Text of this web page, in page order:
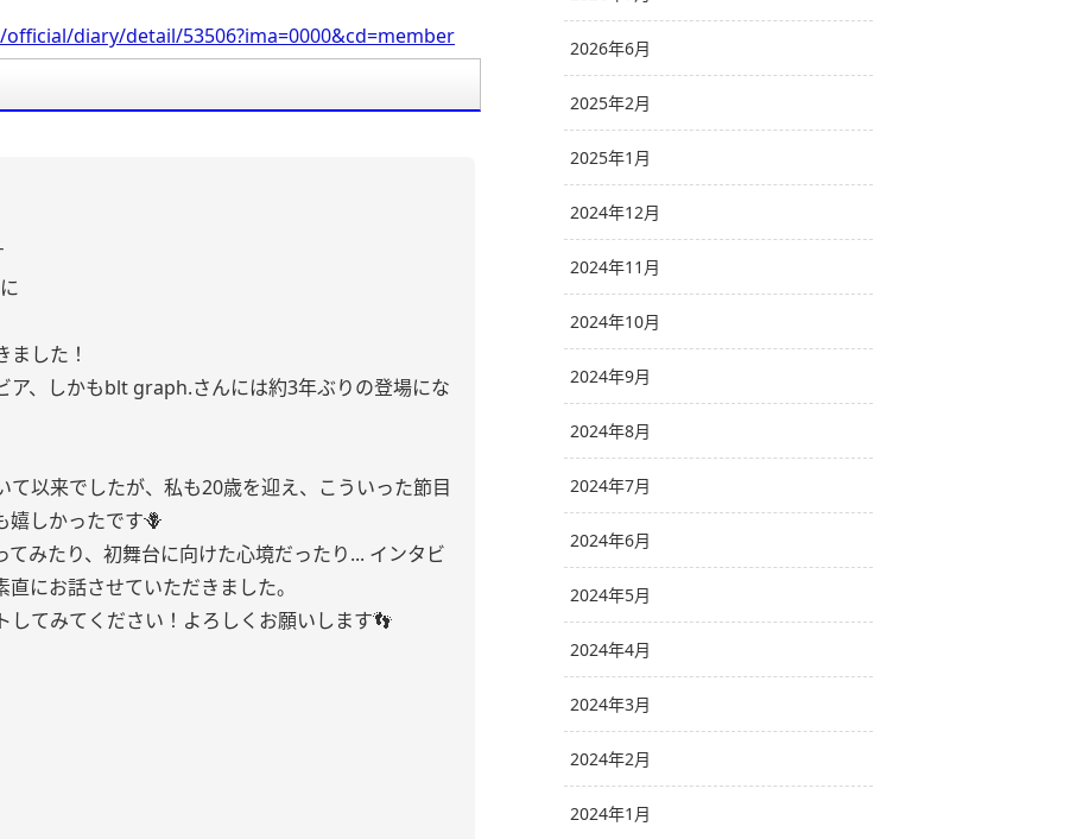
diary/detail/53506?ima=0000&cd=member
した！
ア、しかもblt graph.さんには約3年ぶりの登場にな
て以来でしたが、私も20歳を迎え、こういった節目
嬉しかったです🪻
みたり、初舞台に向けた心境だったり... インタビ
にお話させていただきました。
してみてください！よろしくお願いします👣
2026年6月
2025年2月
2025年1月
2024年12月
2024年11月
2024年10月
2024年9月
2024年8月
2024年7月
2024年6月
2024年5月
2024年4月
2024年3月
2024年2月
2024年1月